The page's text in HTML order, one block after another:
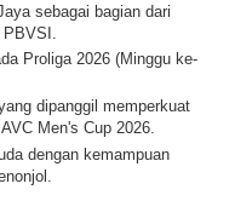
sebagai bagian dari
Proliga 2026 (Minggu ke-
dipanggil memperkuat
Men's Cup 2026.
dengan kemampuan